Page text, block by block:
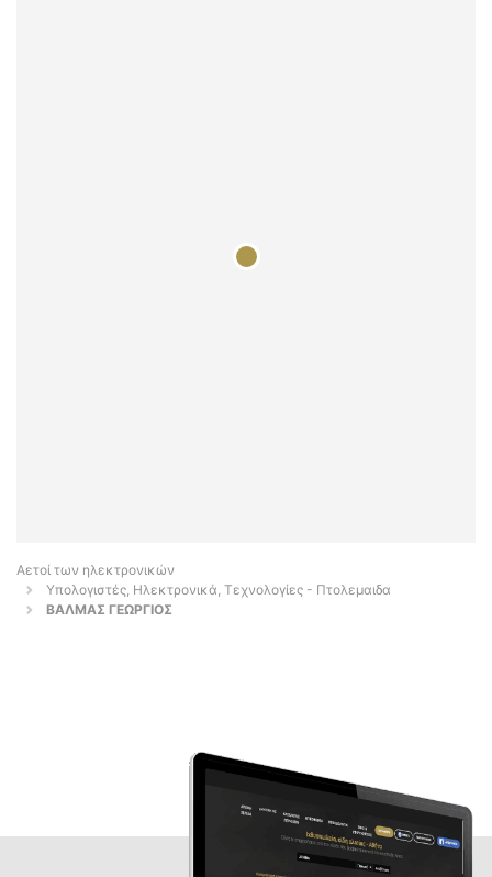
Αετοί των ηλεκτρονικών
Υπολογιστές, Ηλεκτρονικά, Τεχνολογίες - Πτολεμαιδα
ΒΑΛΜΑΣ ΓΕΩΡΓΙΟΣ